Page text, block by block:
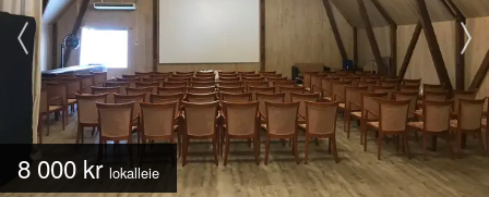
8 000 kr lokalleie